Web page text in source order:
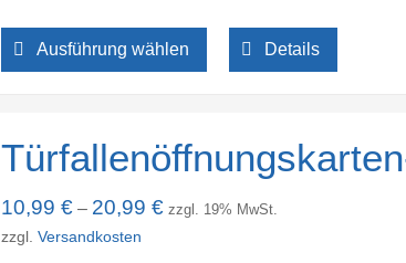
Ausführung wählen Details
10,99 €– 20,99 € zzgl. 19% MwSt.
zzgl. Versandkosten